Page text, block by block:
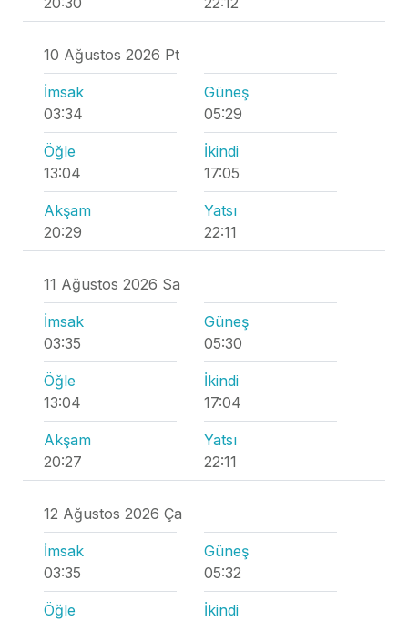
10 Ağustos 2026 Pt
İmsak
03:34
Güneş
05:29
Öğle
13:04
İkindi
17:05
Akşam
20:29
Yatsı
22:11
11 Ağustos 2026 Sa
İmsak
03:35
Güneş
05:30
Öğle
13:04
İkindi
17:04
Akşam
20:27
Yatsı
22:11
12 Ağustos 2026 Ça
İmsak
03:35
Güneş
05:32
Öğle
İkindi